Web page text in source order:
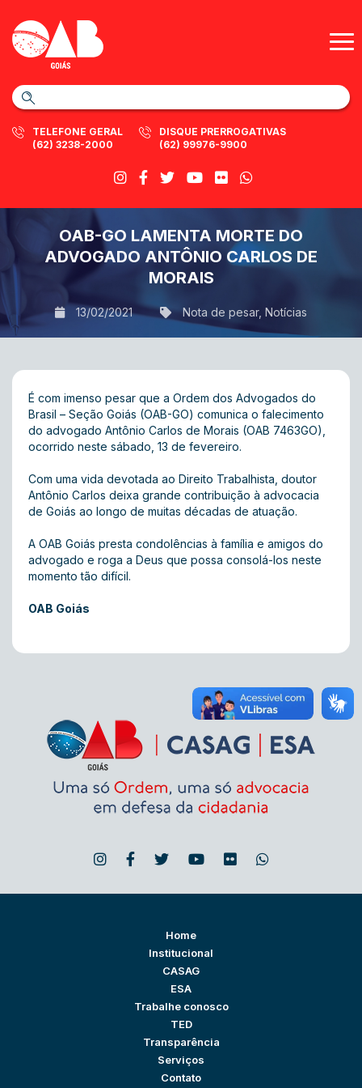
TELEFONE GERAL
(62) 3238-2000
DISQUE PRERROGATIVAS
(62) 99976-9900
OAB-GO LAMENTA MORTE DO
ADVOGADO ANTÔNIO CARLOS DE
MORAIS
13/02/2021 Nota de pesar, Notícias
É com imenso pesar que a Ordem dos Advogados do
Brasil – Seção Goiás (OAB-GO) comunica o falecimento
do advogado Antônio Carlos de Morais (OAB 7463GO),
ocorrido neste sábado, 13 de fevereiro.
Com uma vida devotada ao Direito Trabalhista, doutor
Antônio Carlos deixa grande contribuição à advocacia
de Goiás ao longo de muitas décadas de atuação.
A OAB Goiás presta condolências à família e amigos do
advogado e roga a Deus que possa consolá-los neste
momento tão difícil.
OAB Goiás
Home
Institucional
CASAG
ESA
Trabalhe conosco
TED
Transparência
Serviços
Contato